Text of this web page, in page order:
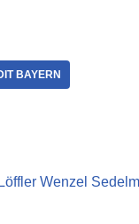
BAYERN
Wenzel